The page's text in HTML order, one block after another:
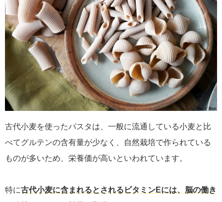
古代小麦を使ったパスタは、一般に流通している小麦と比
べてグルテンの含有量が少なく、自然栽培で作られている
ものが多いため、栄養価が高いといわれています。
特に古代小麦に含まれるとされるビタミンEには、脳の働き